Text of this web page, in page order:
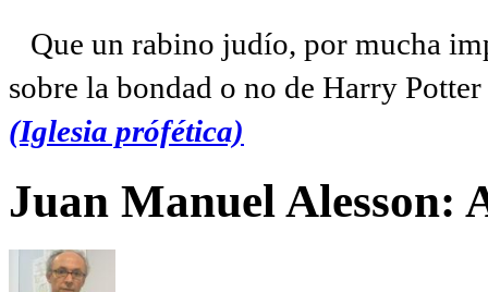
Que un rabino judío, por mucha
sobre la bondad o no de Harry
(Iglesia prófética)
Juan Manuel Alesson: